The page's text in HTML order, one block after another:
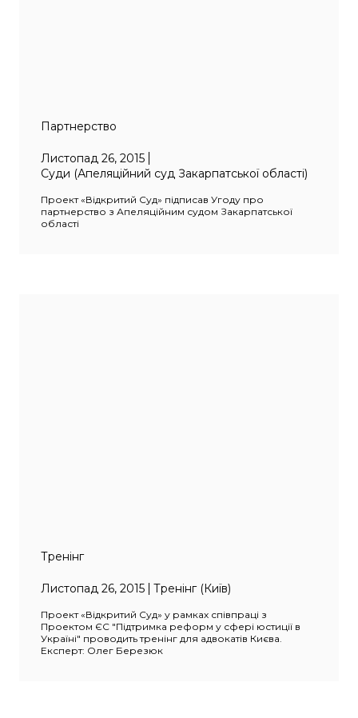
Партнерство
Листопад 26, 2015
Суди (Апеляційний суд Закарпатської області)
Проект «Відкритий Суд» підписав Угоду про
партнерство з Апеляційним судом Закарпатської
області
Тренінг
Листопад 26, 2015 Тренінг (Київ)
Проект «Відкритий Суд» у рамках співпраці з
Проектом ЄС "Підтримка реформ у сфері юстиції в
Україні" проводить тренінг для адвокатів Києва.
Експерт: Олег Березюк